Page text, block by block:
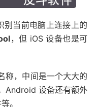
别当前电脑上连接上的
，但 iOS 设备也是可
称，中间是一个大大的
Android 设备还有额外
。